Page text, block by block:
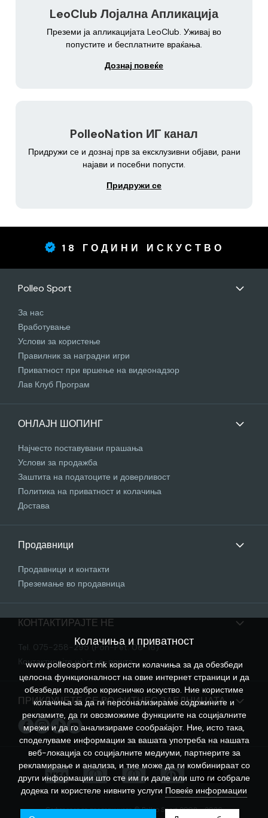
LeoClub Лојална Апликација
Преземи ја апликацијата LeoClub. Уживај во
попустите и бесплатните враќања.
Дознај повеќе
PolleoNation ИГ канал
Придружи се и дознај прв за ексклузивни објави, рани
најави и посебни попусти.
Придружи се
18 ГОДИНИ ИСКУСТВО
Polleo Sport
За нас
Вработување
Услови за користење
Правилник за наградни игри
Приватност при вршење на видеонадзор
Лав Клуб Програм
ОНЛАЈН ШОПИНГ
Најчесто поставувани прашања
Услови за продажба
Заштита на податоците и доверливост
Политика на приватност и колачиња
Достава
Продавници
Продавници и контакти
Преземање во продавница
КОНТАКТИРАЈТЕ НЕ
Tel. 075-258-295 (Pon-Pet: 08-16)
Контактирајте нѐ по е-пошта
ПРИКЛУЧЕТЕ СЕ ВО ФИТНЕС ЗАЕДНИЦАТА
Софтверот за продавницата © Polleo Sport 2008 - 2026
Колачиња и приватност
www.polleosport.mk користи колачиња за да обезбеди
целосна функционалност на овие интернет страници и да
обезбеди подобро корисничко искуство. Ние користиме
колачиња за да ги персонализираме содржините и
рекламите, да ги овозможиме функциите на социјалните
мрежи и да го анализираме сообраќајот. Ние, исто така,
споделуваме информации за вашата употреба на нашата
веб-локација со социјалните медиуми, партнерите за
рекламирање и анализа, и тие може да ги комбинираат со
други информации што сте им ги дале или што ги собрале
додека ги користеле нивните услуги Повеќе информации